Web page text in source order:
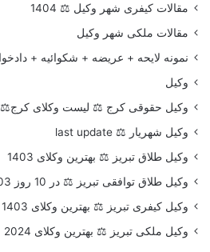
مقالات کیفری شهر وکیل ⚖️ 1404
مقالات ملکی شهر وکیل
نمونه لایحه + عریضه + شکوائیه +
وکیل
وکیل حقوقی کرج ⚖️ لیست وکلای
وکیل شهریار ⚖️ last update
وکیل طلاق تبریز ⚖️ بهترین وکلای 1403
وکیل طلاق توافقی تبریز ⚖️ در 10 روز 1403 فوری
وکیل کیفری تبریز ⚖️ بهترین وکلای 1403
وکیل ملکی تبریز ⚖️ بهترین وکلای 2024